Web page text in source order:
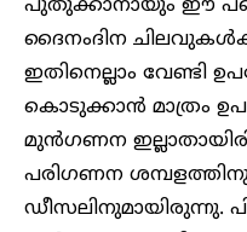
പുതുക്കാനായും ഈ
ദൈനംദിന
ഇതിനെല്ലാം വേണ്ടി
കൊടുക്കാൻ മാത്രം
മുൻഗണന
പരിഗണന
ഡീസലിനുമായിരുന്നു.